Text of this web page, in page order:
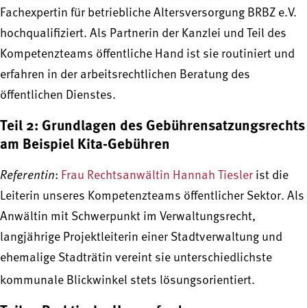
Fachexpertin für betriebliche Altersversorgung BRBZ e.V.
hochqualifiziert. Als Partnerin der Kanzlei und Teil des
Kompetenzteams öffentliche Hand ist sie routiniert und
erfahren in der arbeitsrechtlichen Beratung des
öffentlichen Dienstes.
Teil 2: Grundlagen des Gebührensatzungsrechts
am Beispiel Kita-Gebühren
Referentin: Frau Rechtsanwältin Hannah Tiesler ist die
Leiterin unseres Kompetenzteams öffentlicher Sektor. Als
Anwältin mit Schwerpunkt im Verwaltungsrecht,
langjährige Projektleiterin einer Stadtverwaltung und
ehemalige Stadträtin vereint sie unterschiedlichste
kommunale Blickwinkel stets lösungsorientiert.